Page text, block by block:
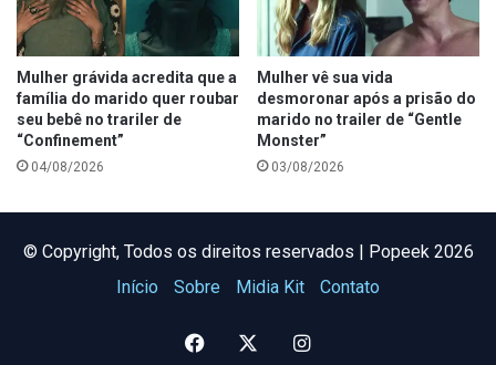
Mulher grávida acredita que a
família do marido quer roubar
seu bebê no trariler de
“Confinement”
04/08/2026
Mulher vê sua vida
desmoronar após a prisão do
marido no trailer de “Gentle
Monster”
03/08/2026
©️ Copyright, Todos os direitos reservados | Popeek 2026
Início
Sobre Midia Kit Contato
Facebook Instagram